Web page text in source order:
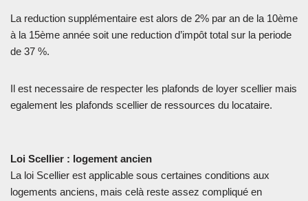
La reduction supplémentaire est alors de 2% par an de la 10ème
à la 15ème année soit une reduction d’impôt total sur la periode
de 37 %.
Il est necessaire de respecter les plafonds de loyer scellier mais
egalement les plafonds scellier de ressources du locataire.
Loi Scellier : logement ancien
La loi Scellier est applicable sous certaines conditions aux
logements anciens, mais celà reste assez compliqué en